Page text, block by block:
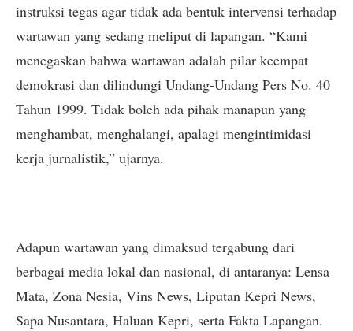
instruksi tegas agar tidak ada bentuk intervensi terhadap
wartawan yang sedang meliput di lapangan. “Kami
menegaskan bahwa wartawan adalah pilar keempat
demokrasi dan dilindungi Undang-Undang Pers No. 40
Tahun 1999. Tidak boleh ada pihak manapun yang
menghambat, menghalangi, apalagi mengintimidasi
kerja jurnalistik,” ujarnya.
Adapun wartawan yang dimaksud tergabung dari
berbagai media lokal dan nasional, di antaranya: Lensa
Mata, Zona Nesia, Vins News, Liputan Kepri News,
Sapa Nusantara, Haluan Kepri, serta Fakta Lapangan.